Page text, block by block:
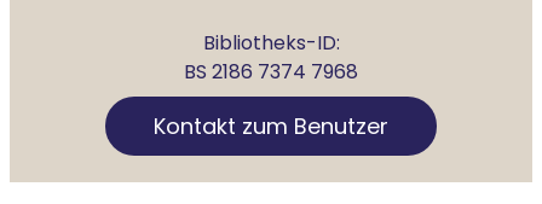
Bibliotheks-ID:
BS 2186 7374 7968
Kontakt zum Benutzer